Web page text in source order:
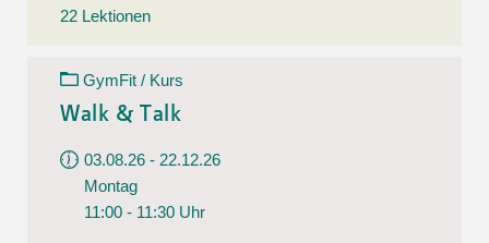
22 Lektionen
GymFit / Kurs
Walk & Talk
03.08.26 - 22.12.26
Montag
11:00 - 11:30 Uhr